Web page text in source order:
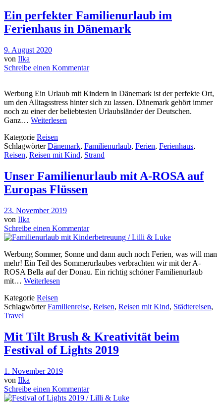
Ein perfekter Familienurlaub im
Ferienhaus in Dänemark
9. August 2020
von Ilka
Schreibe einen Kommentar
Werbung Ein Urlaub mit Kindern in Dänemark ist der perfekte Ort,
um den Alltagsstress hinter sich zu lassen. Dänemark gehört immer
noch zu einer der beliebtesten Urlaubsländer der Deutschen.
Ganz… Weiterlesen
Kategorie Reisen
SchlagwörterDänemark, Familienurlaub, Ferien, Ferienhaus,
Reisen, Reisen mit Kind, Strand
Unser Familienurlaub mit A-ROSA auf
Europas Flüssen
23. November 2019
von Ilka
Schreibe einen Kommentar
Werbung Sommer, Sonne und dann auch noch Ferien, was will man
mehr! Ein Teil des Sommerurlaubes verbrachten wir mit der A-
ROSA Bella auf der Donau. Ein richtig schöner Familienurlaub
mit… Weiterlesen
Kategorie Reisen
SchlagwörterFamilienreise, Reisen, Reisen mit Kind, Städtereisen,
Travel
Mit Tilt Brush & Kreativität beim
Festival of Lights 2019
1. November 2019
von Ilka
Schreibe einen Kommentar